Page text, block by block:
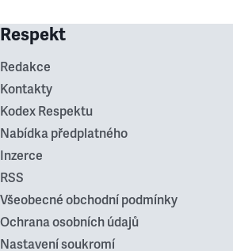
Respekt
Redakce
Kontakty
Kodex Respektu
Nabídka předplatného
Inzerce
RSS
Všeobecné obchodní podmínky
Ochrana osobních údajů
Nastavení soukromí